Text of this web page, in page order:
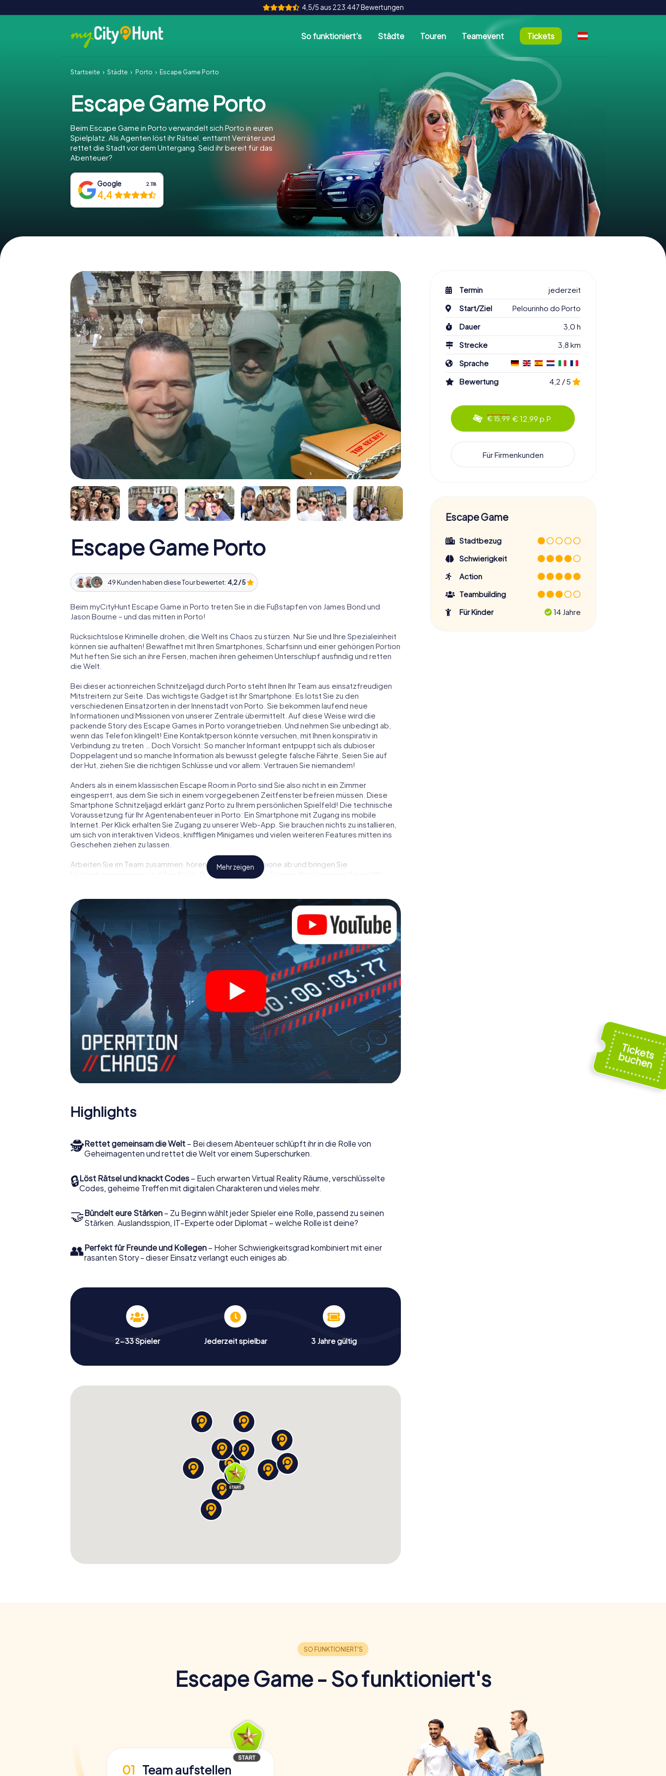
4,5/5 aus 223.447 Bewertungen
So funktioniert's Städte Touren Teamevent Tickets
Startseite Städte Porto Escape Game Porto
Escape Game Porto
Beim Escape Game in Porto verwandelt sich Porto in euren
Spielplatz. Als Agenten löst ihr Rätsel, enttarnt Verräter und
rettet die Stadt vor dem Untergang. Seid ihr bereit für das
Abenteuer?
Google 2.118
4,4
Escape Game Porto
49 Kunden haben diese Tour bewertet: 4,2 / 5
Beim myCityHunt Escape Game in Porto treten Sie in die Fußstapfen von James Bond und
Jason Bourne – und das mitten in Porto!
Rücksichtslose Kriminelle drohen, die Welt ins Chaos zu stürzen. Nur Sie und Ihre Spezialeinheit
können sie aufhalten! Bewaffnet mit Ihren Smartphones, Scharfsinn und einer gehörigen Portion
Mut heften Sie sich an ihre Fersen, machen ihren geheimen Unterschlupf ausfindig und retten
die Welt.
Bei dieser actionreichen Schnitzeljagd durch Porto steht Ihnen Ihr Team aus einsatzfreudigen
Mitstreitern zur Seite. Das wichtigste Gadget ist Ihr Smartphone: Es lotst Sie zu den
verschiedenen Einsatzorten in der Innenstadt von Porto. Sie bekommen laufend neue
Informationen und Missionen von unserer Zentrale übermittelt. Auf diese Weise wird die
packende Story des Escape Games in Porto vorangetrieben. Und nehmen Sie unbedingt ab,
wenn das Telefon klingelt! Eine Kontaktperson könnte versuchen, mit Ihnen konspirativ in
Verbindung zu treten … Doch Vorsicht: So mancher Informant entpuppt sich als dubioser
Doppelagent und so manche Information als bewusst gelegte falsche Fährte. Seien Sie auf
der Hut, ziehen Sie die richtigen Schlüsse und vor allem: Vertrauen Sie niemandem!
Anders als in einem klassischen Escape Room in Porto sind Sie also nicht in ein Zimmer
eingesperrt, aus dem Sie sich in einem vorgegebenen Zeitfenster befreien müssen. Diese
Smartphone Schnitzeljagd erklärt ganz Porto zu Ihrem persönlichen Spielfeld! Die technische
Voraussetzung für Ihr Agentenabenteuer in Porto: Ein Smartphone mit Zugang ins mobile
Internet. Per Klick erhalten Sie Zugang zu unserer Web-App. Sie brauchen nichts zu installieren,
um sich von interaktiven Videos, kniffligen Minigames und vielen weiteren Features mitten ins
Geschehen ziehen zu lassen.
Arbeiten Sie im Team zusammen, hören Sie feindliche Spione ab und bringen Sie
Verbindungspersonen auf Ihre Seite. Bei diesem Escape Game in Porto müssen Sie und Ihr
Team im Highscore von Porto und erhalten Zugang zu Ihrer ganz persönlichen Bildergalerie. Das
myCityHunt Escape Game macht Porto zu Ihrem ganz persönlichen Erlebnisspielplatz. Holen
Sie sich Ihre Tickets in die Welt der Spionage und Geheimagenten und verwandeln Sie Porto in
einen Outdoor Escape Room!
Mehr zeigen
Highlights
🕵Rettet gemeinsam die Welt – Bei diesem Abenteuer schlüpft ihr in die Rolle von
Geheimagenten und rettet die Welt vor einem Superschurken.
🔒Löst Rätsel und knackt Codes – Euch erwarten Virtual Reality Räume, verschlüsselte
Codes, geheime Treffen mit digitalen Charakteren und vieles mehr.
🤝Bündelt eure Stärken – Zu Beginn wählt jeder Spieler eine Rolle, passend zu seinen
Stärken. Auslandsspion, IT-Experte oder Diplomat – welche Rolle ist deine?
👥Perfekt für Freunde und Kollegen – Hoher Schwierigkeitsgrad kombiniert mit einer
rasanten Story - dieser Einsatz verlangt euch einiges ab.
2-33 Spieler Jederzeit spielbar 3 Jahre gültig
Termin
jederzeit
Start/Ziel
Pelourinho do Porto
Dauer
3,0 h
Strecke
3,8 km
Sprache
Bewertung
4,2 / 5
€ 15,99 € 12,99 p.P.
Für Firmenkunden
Escape Game
Stadtbezug
Schwierigkeit
Action
Teambuilding
Für Kinder
14 Jahre
Escape Game - So funktioniert's
01 Team aufstellen